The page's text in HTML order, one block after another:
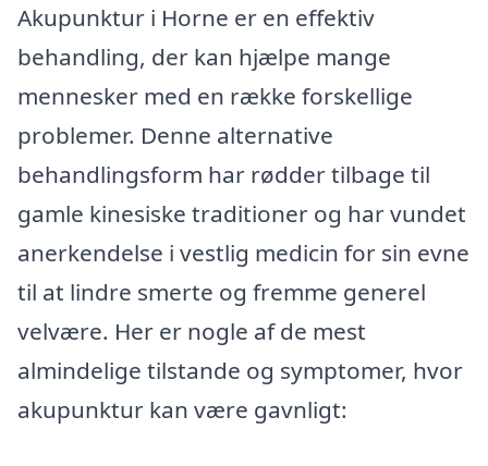
Akupunktur i Horne er en effektiv
behandling, der kan hjælpe mange
mennesker med en række forskellige
problemer. Denne alternative
behandlingsform har rødder tilbage til
gamle kinesiske traditioner og har vundet
anerkendelse i vestlig medicin for sin evne
til at lindre smerte og fremme generel
velvære. Her er nogle af de mest
almindelige tilstande og symptomer, hvor
akupunktur kan være gavnligt: